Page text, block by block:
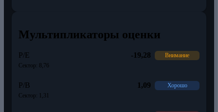
Мультипликаторы оценки
P/E
Сектор: 8,76
-19,28 Внимание
P/B
Сектор: 1,31
1,09 Хорошо